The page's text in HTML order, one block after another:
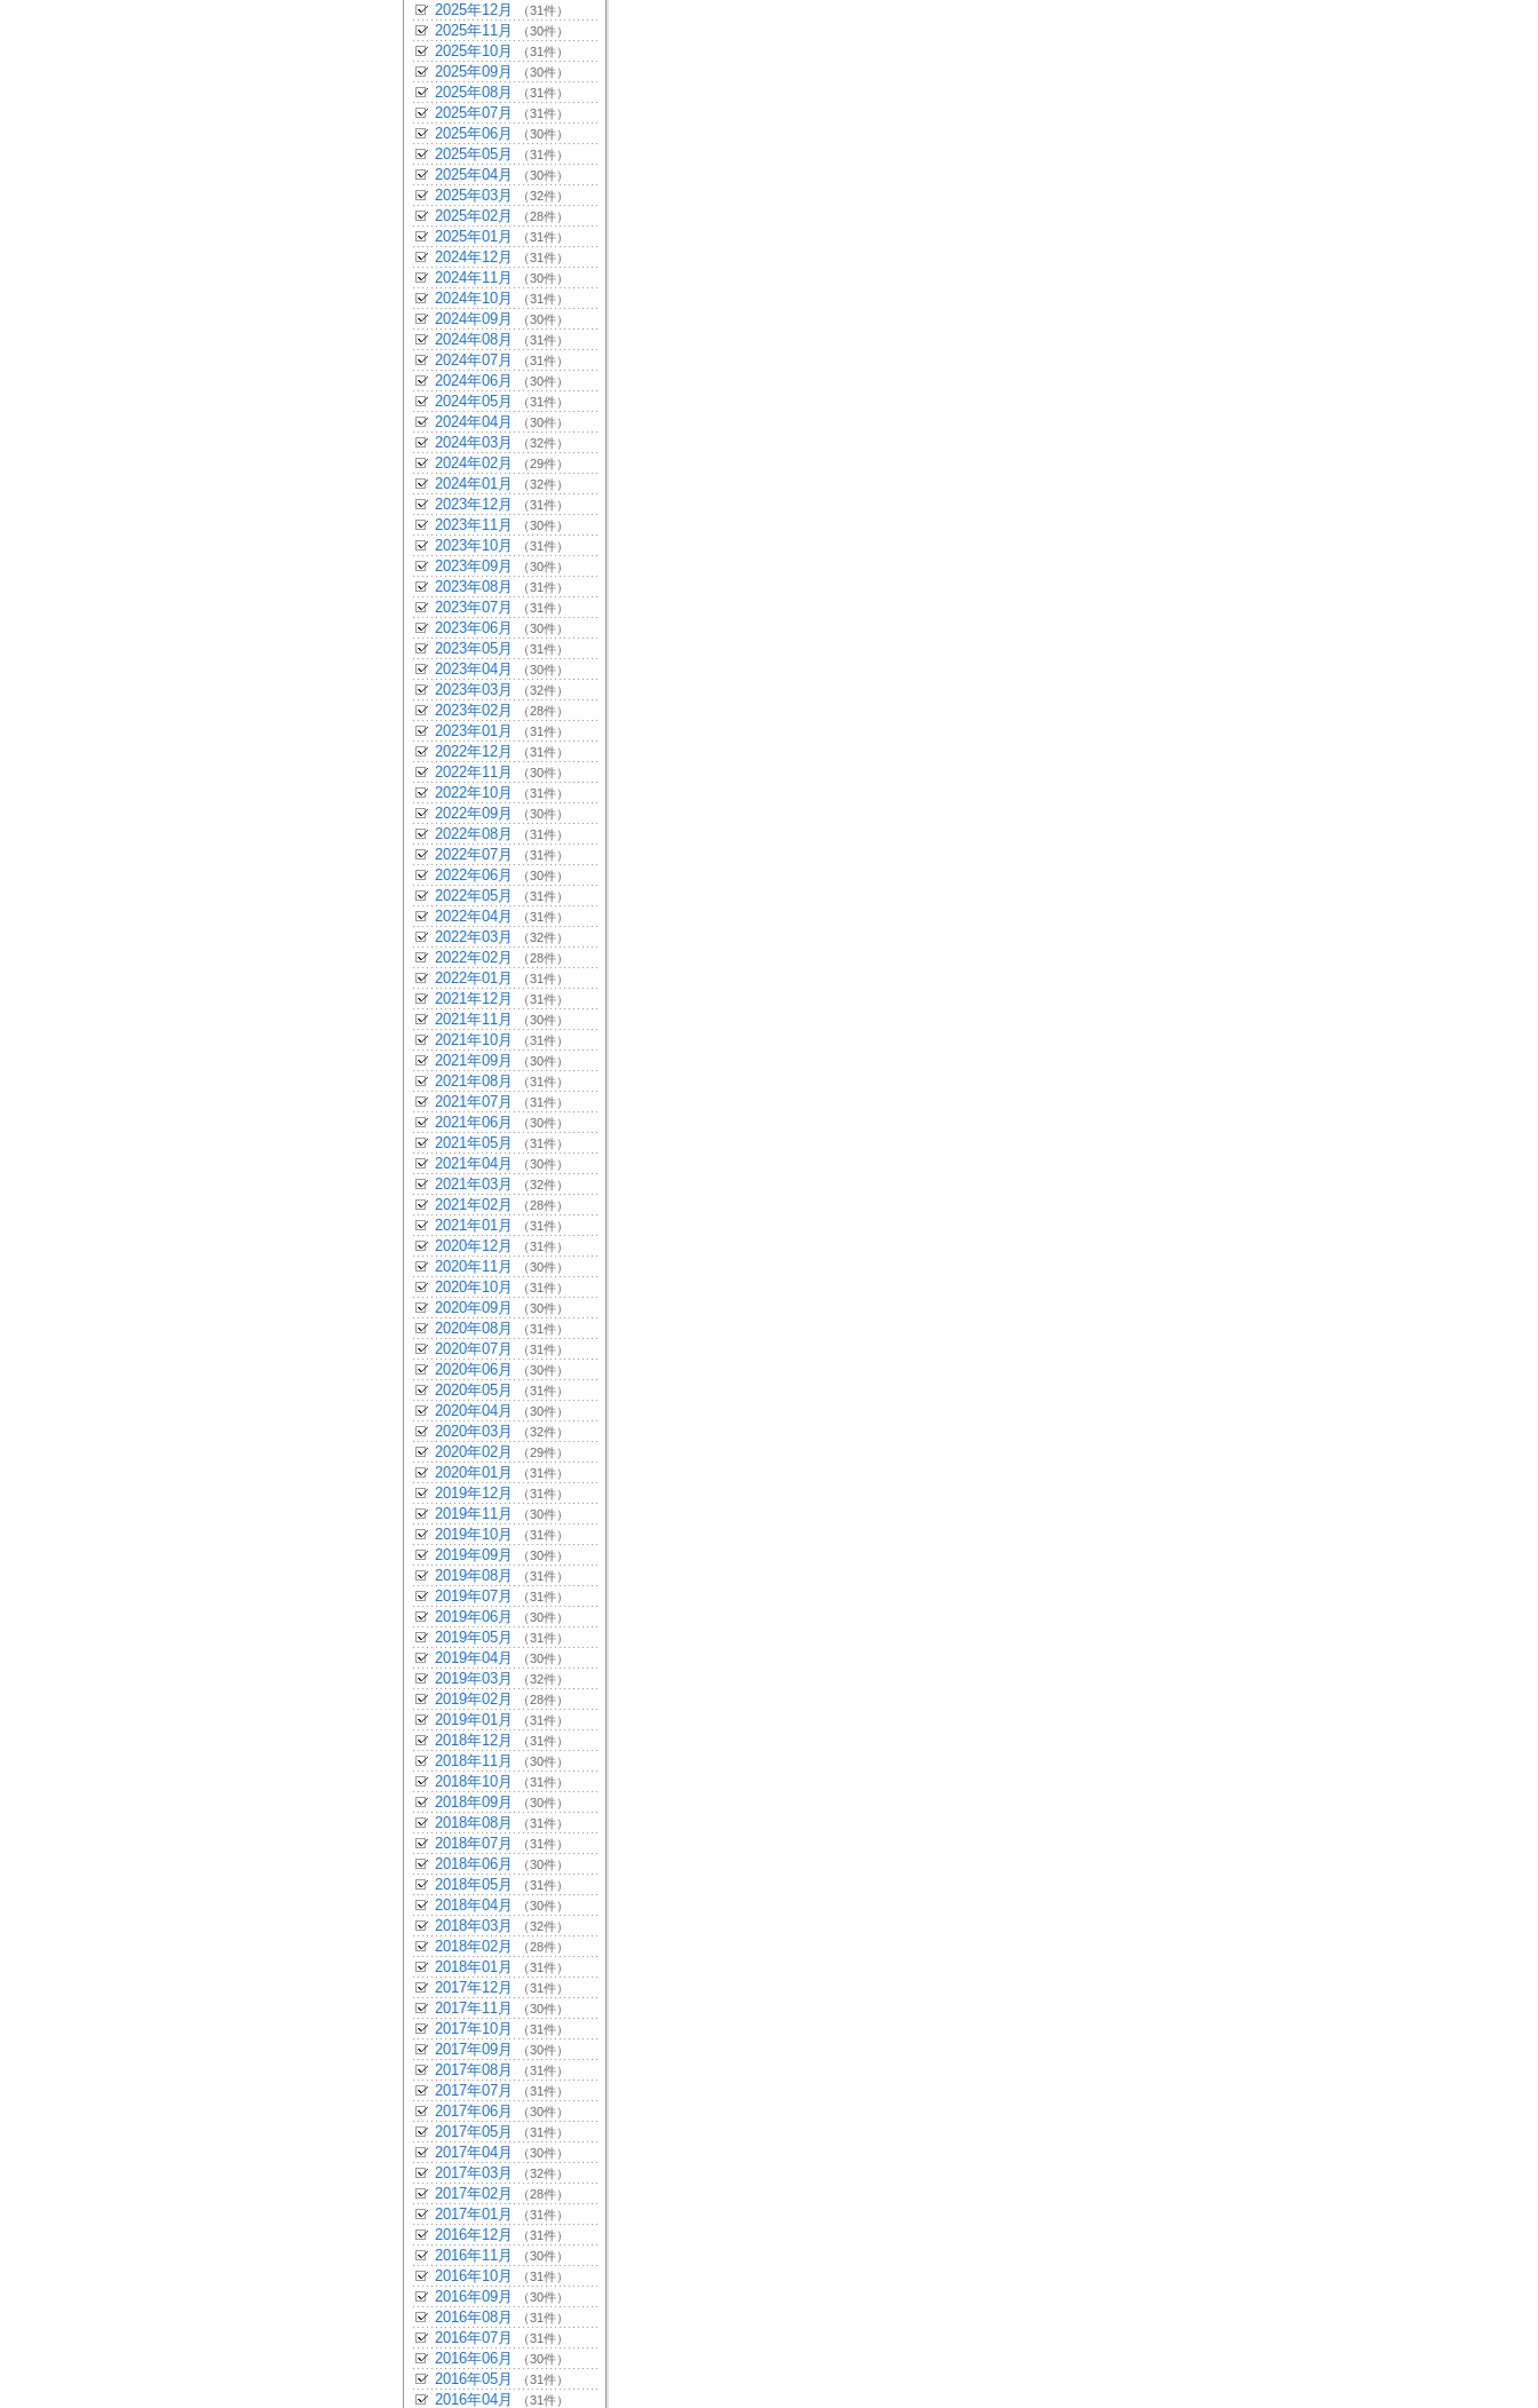
2025年12月 （31件）
2025年11月 （30件）
2025年10月 （31件）
2025年09月 （30件）
2025年08月 （31件）
2025年07月 （31件）
2025年06月 （30件）
2025年05月 （31件）
2025年04月 （30件）
2025年03月 （32件）
2025年02月 （28件）
2025年01月 （31件）
2024年12月 （31件）
2024年11月 （30件）
2024年10月 （31件）
2024年09月 （30件）
2024年08月 （31件）
2024年07月 （31件）
2024年06月 （30件）
2024年05月 （31件）
2024年04月 （30件）
2024年03月 （32件）
2024年02月 （29件）
2024年01月 （32件）
2023年12月 （31件）
2023年11月 （30件）
2023年10月 （31件）
2023年09月 （30件）
2023年08月 （31件）
2023年07月 （31件）
2023年06月 （30件）
2023年05月 （31件）
2023年04月 （30件）
2023年03月 （32件）
2023年02月 （28件）
2023年01月 （31件）
2022年12月 （31件）
2022年11月 （30件）
2022年10月 （31件）
2022年09月 （30件）
2022年08月 （31件）
2022年07月 （31件）
2022年06月 （30件）
2022年05月 （31件）
2022年04月 （31件）
2022年03月 （32件）
2022年02月 （28件）
2022年01月 （31件）
2021年12月 （31件）
2021年11月 （30件）
2021年10月 （31件）
2021年09月 （30件）
2021年08月 （31件）
2021年07月 （31件）
2021年06月 （30件）
2021年05月 （31件）
2021年04月 （30件）
2021年03月 （32件）
2021年02月 （28件）
2021年01月 （31件）
2020年12月 （31件）
2020年11月 （30件）
2020年10月 （31件）
2020年09月 （30件）
2020年08月 （31件）
2020年07月 （31件）
2020年06月 （30件）
2020年05月 （31件）
2020年04月 （30件）
2020年03月 （32件）
2020年02月 （29件）
2020年01月 （31件）
2019年12月 （31件）
2019年11月 （30件）
2019年10月 （31件）
2019年09月 （30件）
2019年08月 （31件）
2019年07月 （31件）
2019年06月 （30件）
2019年05月 （31件）
2019年04月 （30件）
2019年03月 （32件）
2019年02月 （28件）
2019年01月 （31件）
2018年12月 （31件）
2018年11月 （30件）
2018年10月 （31件）
2018年09月 （30件）
2018年08月 （31件）
2018年07月 （31件）
2018年06月 （30件）
2018年05月 （31件）
2018年04月 （30件）
2018年03月 （32件）
2018年02月 （28件）
2018年01月 （31件）
2017年12月 （31件）
2017年11月 （30件）
2017年10月 （31件）
2017年09月 （30件）
2017年08月 （31件）
2017年07月 （31件）
2017年06月 （30件）
2017年05月 （31件）
2017年04月 （30件）
2017年03月 （32件）
2017年02月 （28件）
2017年01月 （31件）
2016年12月 （31件）
2016年11月 （30件）
2016年10月 （31件）
2016年09月 （30件）
2016年08月 （31件）
2016年07月 （31件）
2016年06月 （30件）
2016年05月 （31件）
2016年04月 （31件）